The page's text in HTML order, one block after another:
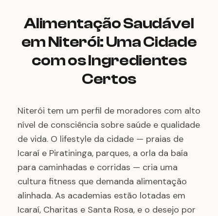
Alimentação Saudável
em Niterói: Uma Cidade
com os Ingredientes
Certos
Niterói tem um perfil de moradores com alto
nível de consciência sobre saúde e qualidade
de vida. O lifestyle da cidade — praias de
Icaraí e Piratininga, parques, a orla da baía
para caminhadas e corridas — cria uma
cultura fitness que demanda alimentação
alinhada. As academias estão lotadas em
Icaraí, Charitas e Santa Rosa, e o desejo por